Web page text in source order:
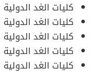
كليات الغد
كليات الغد
كليات الغد
كليات الغد
كليات الغد